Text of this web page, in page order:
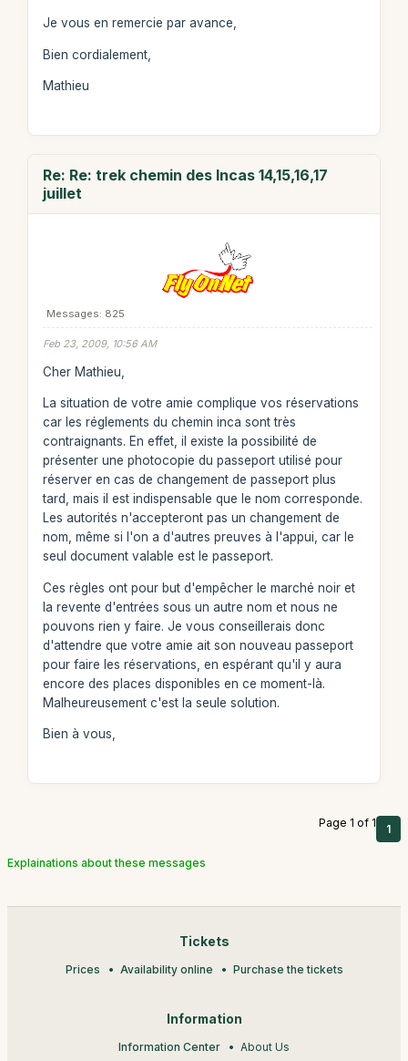
Je vous en remercie par avance,
Bien cordialement,
Mathieu
Re: Re: trek chemin des Incas 14,15,16,17
juillet
Messages: 825
Feb 23, 2009, 10:56 AM
Cher Mathieu,
La situation de votre amie complique vos réservations
car les réglements du chemin inca sont très
contraignants. En effet, il existe la possibilité de
présenter une photocopie du passeport utilisé pour
réserver en cas de changement de passeport plus
tard, mais il est indispensable que le nom corresponde.
Les autorités n'accepteront pas un changement de
nom, même si l'on a d'autres preuves à l'appui, car le
seul document valable est le passeport.
Ces règles ont pour but d'empêcher le marché noir et
la revente d'entrées sous un autre nom et nous ne
pouvons rien y faire. Je vous conseillerais donc
d'attendre que votre amie ait son nouveau passeport
pour faire les réservations, en espérant qu'il y aura
encore des places disponibles en ce moment-là.
Malheureusement c'est la seule solution.
Bien à vous,
Page 1 of 1 1
Explainations about these messages
Tickets
Prices Availability online Purchase the tickets
Information
Information Center About Us